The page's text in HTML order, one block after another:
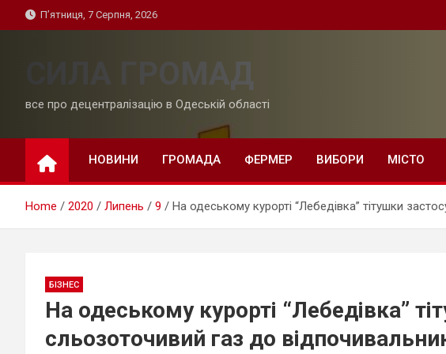
to
П’ятниця, 7 Серпня, 2026
СИЛА ГРОМАД
все про децентралізацію в Одеській області
НОВИНИ ГРОМАДА ФЕРМЕР ВИБОРИ МІСТО
Home 2020 Липень 9 На одеському курорті “Лебедівка” тітушки
БІЗНЕС
На одеському курорті “Лебедівка”
сльозоточивий газ до